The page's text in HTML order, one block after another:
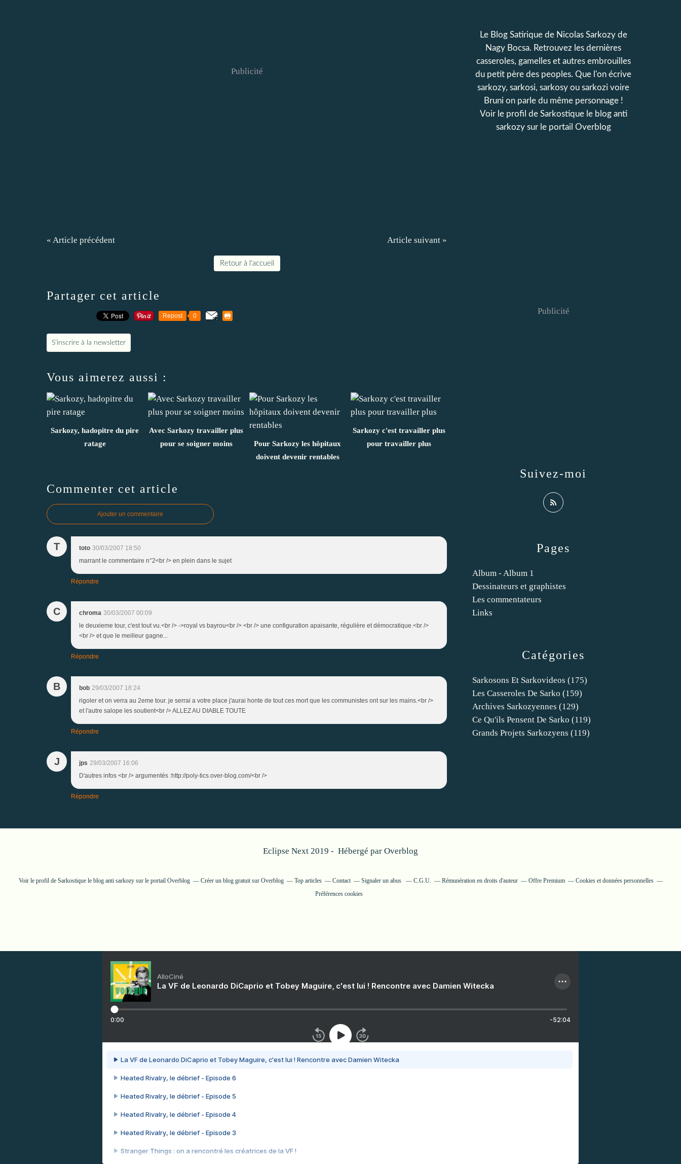
Publicité
« Article précédent Article suivant »
Retour à l'accueil
Partager cet article
Repost 0
S'inscrire à la newsletter
Vous aimerez aussi :
Sarkozy, hadopitre du pire
ratage
Avec Sarkozy travailler plus
pour se soigner moins
Pour Sarkozy les hôpitaux
doivent devenir rentables
Sarkozy c'est travailler plus
pour travailler plus
Commenter cet article
Ajouter un commentaire
T toto 30/03/2007 18:50
marrant le commentaire n°2<br /> en plein dans le sujet
Répondre
C chroma 30/03/2007 00:09
le deuxieme tour, c'est tout vu.<br /> ->royal vs bayrou<br /> <br /> une configuration apaisante, régulière et démocratique.<br />
<br /> et que le meilleur gagne...
Répondre
B bob 29/03/2007 18:24
rigoler et on verra au 2eme tour. je serrai a votre place j'aurai honte de tout ces mort que les communistes ont sur les mains.<br />
et l'autre salope les soutient<br /> ALLEZ AU DIABLE TOUTE
Répondre
J jps 29/03/2007 16:06
D'autres infos <br /> argumentés :http://poly-tics.over-blog.com/<br />
Répondre
Catégories
Sarkosons Et Sarkovideos (175)
Les Casseroles De Sarko (159)
Archives Sarkozyennes (129)
Ce Qu'ils Pensent De Sarko (119)
Grands Projets Sarkozyens (119)
Pages
Album - Album 1
Dessinateurs et graphistes
Les commentateurs
Links
Le Blog Satirique de Nicolas Sarkozy de
Nagy Bocsa. Retrouvez les dernières
casseroles, gamelles et autres embrouilles
du petit père des peoples. Que l'on écrive
sarkozy, sarkosi, sarkosy ou sarkozi voire
Bruni on parle du même personnage !
Voir le profil de Sarkostique le blog anti
sarkozysur le portail Overblog
Suivez-moi
Publicité
Eclipse Next 2019 - Hébergé par Overblog
Voir le profil de Sarkostique le blog anti sarkozysur le portail Overblog Créer un blog gratuit sur Overblog Top articles Contact Signaler un abus C.G.U. Rémunération en droits d'auteur Offre Premium
Cookies et données personnelles
Préférences cookies
AlloCiné
La VF de Leonardo DiCaprio et Tobey Maguire, c'est lui ! Rencontre avec Damien Witecka
0:00 -52:04
La VF de Leonardo DiCaprio et Tobey Maguire, c'est lui ! Rencontre avec Damien Witecka
Heated Rivalry, le débrief - Episode 6
Heated Rivalry, le débrief - Episode 5
Heated Rivalry, le débrief - Episode 4
Heated Rivalry, le débrief - Episode 3
Stranger Things : on a rencontré les créatrices de la VF !